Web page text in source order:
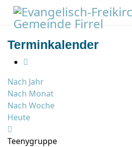
Terminkalender
Nach Jahr
Nach Monat
Nach Woche
Heute
Teenygruppe